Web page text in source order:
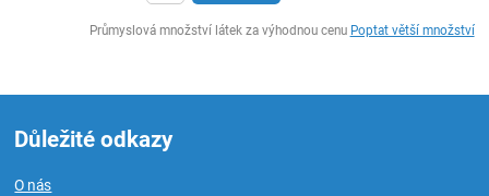
Průmyslová množství látek za výhodnou cenu Poptat větší množství
Důležité odkazy
O nás